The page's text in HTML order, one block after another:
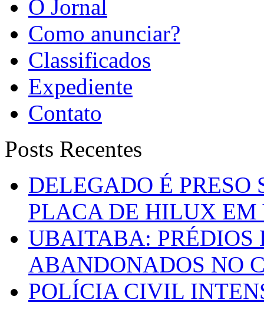
O Jornal
Como anunciar?
Classificados
Expediente
Contato
Posts Recentes
DELEGADO É PRESO
PLACA DE HILUX EM
UBAITABA: PRÉDIOS
ABANDONADOS NO
POLÍCIA CIVIL